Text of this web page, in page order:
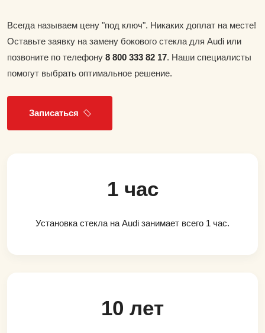
Всегда называем цену "под ключ". Никаких доплат на месте!
Оставьте заявку на замену бокового стекла для Audi или
позвоните по телефону 8 800 333 82 17. Наши специалисты
помогут выбрать оптимальное решение.
Записаться
1 час
Установка стекла на Audi занимает всего 1 час.
10 лет